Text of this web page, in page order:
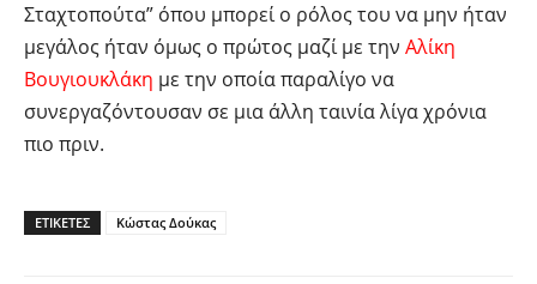
Σταχτοπούτα” όπου μπορεί ο ρόλος του να μην ήταν
μεγάλος ήταν όμως ο πρώτος μαζί με την Αλίκη
Βουγιουκλάκη με την οποία παραλίγο να
συνεργαζόντουσαν σε μια άλλη ταινία λίγα χρόνια
πιο πριν.
ΕΤΙΚΕΤΕΣ Κώστας Δούκας